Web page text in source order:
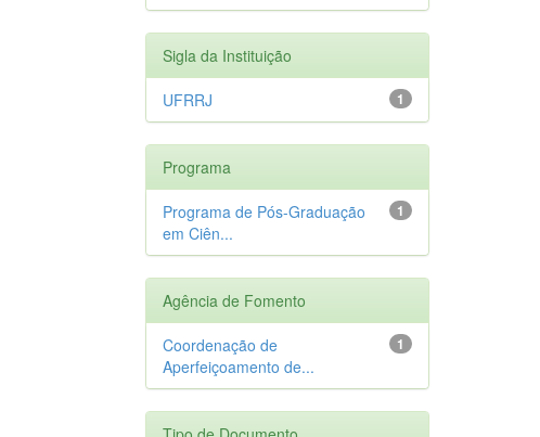
Sigla da Instituição
1
UFRRJ
Programa
1
Programa de Pós-Graduação
em Ciên...
Agência de Fomento
1
Coordenação de
Aperfeiçoamento de...